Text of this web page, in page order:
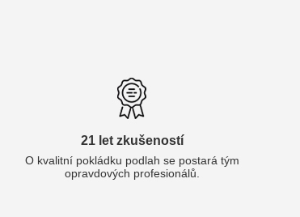
21 let zkušeností
O kvalitní pokládku podlah se postará tým
opravdových profesionálů.